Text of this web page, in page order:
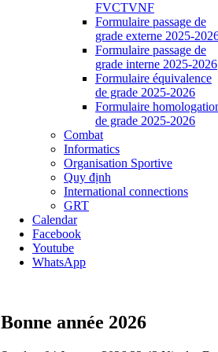
FVCTVNF
Formulaire passage de
grade externe 2025-
Formulaire passage de
grade interne 2025-2026
Formulaire équivalence
de grade 2025-2026
Formulaire
de grade 2025-2026
Combat
Informatics
Organisation Sportive
Quy định
International connections
GRT
Calendar
Facebook
Youtube
WhatsApp
Bonne année 2026